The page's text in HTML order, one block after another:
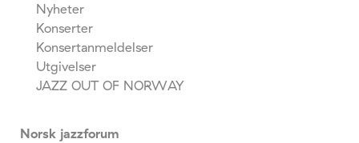
Nyheter
Konserter
Konsertanmeldelser
Utgivelser
JAZZ OUT OF NORWAY
Norsk jazzforum